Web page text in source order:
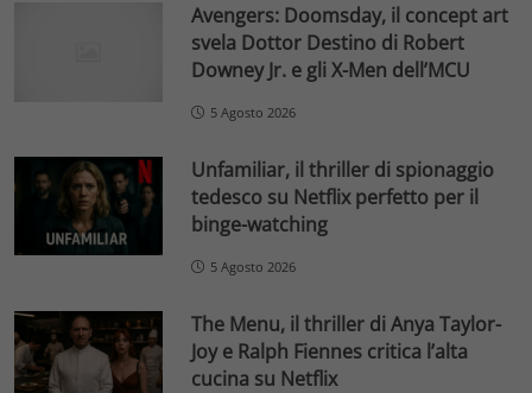
Avengers: Doomsday, il concept art
svela Dottor Destino di Robert
Downey Jr. e gli X-Men dell’MCU
5 Agosto 2026
Unfamiliar, il thriller di spionaggio
tedesco su Netflix perfetto per il
binge-watching
5 Agosto 2026
The Menu, il thriller di Anya Taylor-
Joy e Ralph Fiennes critica l’alta
cucina su Netflix